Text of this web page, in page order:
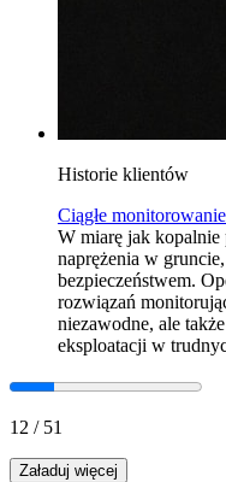
Historie klientów
Ciągłe
W miarę jak kopalnie
naprężenia w
bezpieczeństwem.
rozwiązań
niezawodne, ale
eksploatacji w
12 / 51
Załaduj więcej